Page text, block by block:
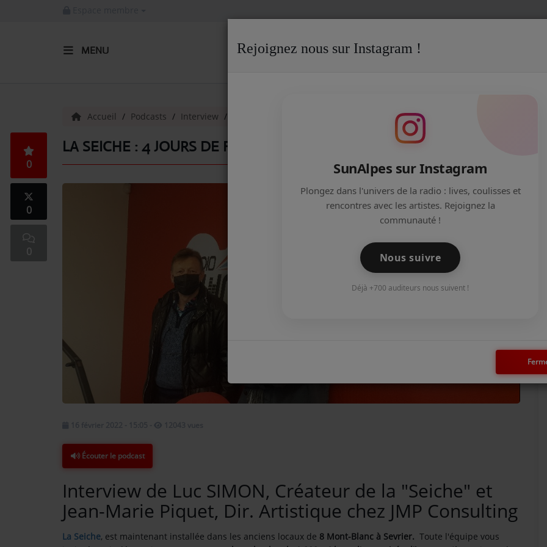
MENU
ACTUALITÉS DE LA RADIO
EMISSIONS
EQUIPE
ARTISTES
TITRES DIFFUSÉS
DÉDICACES
JEUX CONCOURS
LE T'CHAT DES AUDITEURS
Accueil Podcasts Interview La Seiche : 4 jours de fête pour la réouverture
LA SEICHE : 4 JOURS DE FÊTE POUR LA RÉOUVERTURE
0
0
0
Écouter le podcast
Interview de Luc SIMON, Créateur de la "Seiche" et
Jean-Marie Piquet, Dir. Artistique chez JMP Consulting
La Seiche, est maintenant installée dans les anciens locaux de 8 Mont-Blanc à Sevrier. Toute l'équipe vous
Rejoignez nous sur Instagram !
SunAlpes sur Instagram
Plongez dans l'univers de la radio : lives, coulisses et
rencontres avec les artistes. Rejoignez la
communauté !
Nous suivre
Déjà +700 auditeurs nous suivent !